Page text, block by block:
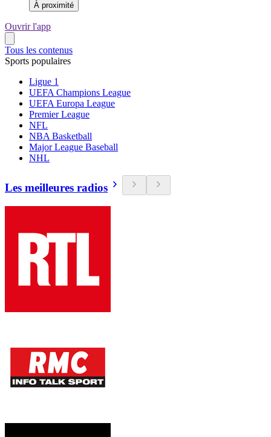
À proximité
Ouvrir l'app
Tous les contenus
Sports populaires
Ligue 1
UEFA Champions League
UEFA Europa League
Premier League
NFL
NBA Basketball
Major League Baseball
NHL
Les meilleures radios